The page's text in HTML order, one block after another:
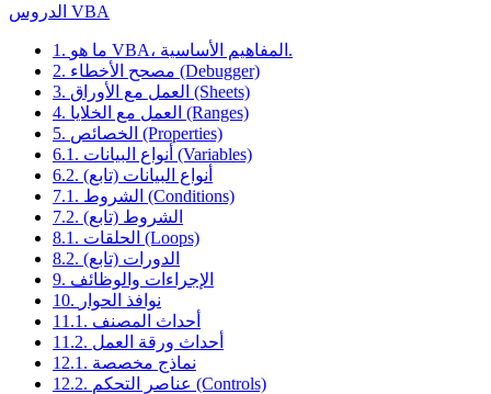
الدروس VBA
1. ما هو VBA، المفاهيم الأساسية.
2. مصحح الأخطاء (Debugger)
3. العمل مع الأوراق (Sheets)
4. العمل مع الخلايا (Ranges)
5. الخصائص (Properties)
6.1. أنواع البيانات (Variables)
6.2. أنواع البيانات (تابع)
7.1. الشروط (Conditions)
7.2. الشروط (تابع)
8.1. الحلقات (Loops)
8.2. الدورات (تابع)
9. الإجراءات والوظائف
10. نوافذ الحوار
11.1. أحداث المصنف
11.2. أحداث ورقة العمل
12.1. نماذج مخصصة
12.2. عناصر التحكم (Controls)